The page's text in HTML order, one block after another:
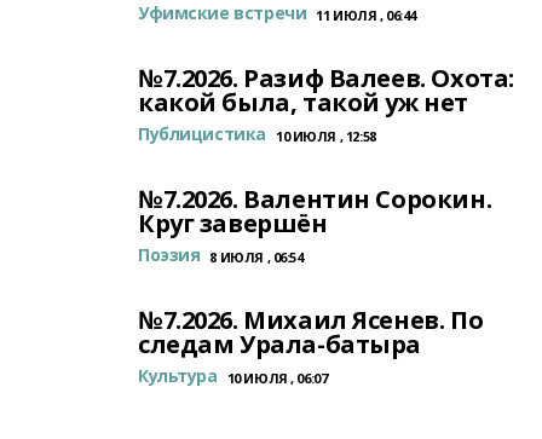
Уфимские встречи 11 ИЮЛЯ , 06:44
№7.2026. Разиф Валеев. Охота:
какой была, такой уж нет
Публицистика 10 ИЮЛЯ , 12:58
№7.2026. Валентин Сорокин.
Круг завершён
Поэзия 8 ИЮЛЯ , 06:54
№7.2026. Михаил Ясенев. По
следам Урала-батыра
Культура 10 ИЮЛЯ , 06:07